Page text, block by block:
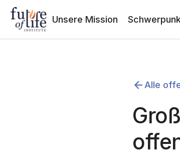
Unsere Mission
Alle